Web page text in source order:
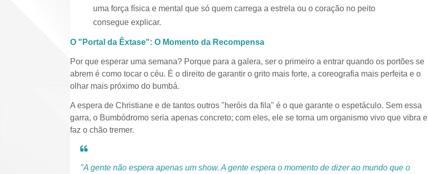
uma força física e mental que só quem carrega a estrela ou o coração no peito
consegue explicar.
O "Portal da Êxtase": O Momento da Recompensa
Por que esperar uma semana? Porque para a galera, ser o primeiro a entrar quando os portões se
abrem é como tocar o céu. É o direito de garantir o grito mais forte, a coreografia mais perfeita e o
olhar mais próximo do bumbá.
A espera de Christiane e de tantos outros "heróis da fila" é o que garante o espetáculo. Sem essa
garra, o Bumbódromo seria apenas concreto; com eles, ele se torna um organismo vivo que vibra e
faz o chão tremer.
"A gente não espera apenas um show. A gente espera o momento de dizer ao mundo que o